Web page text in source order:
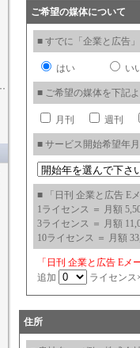
ご希望の媒体について
■ すでに「企業と広告
はい い
■ ご希望の媒体を下記
月刊 週刊
■ サービス開始希望年
■ 「日刊 企業と広告 E
1ライセンス ＝ 月額
3ライセンス ＝ 月額
10ライセンス ＝ 月額
「日刊 企業と広告 E
追加
ライセンス
住所